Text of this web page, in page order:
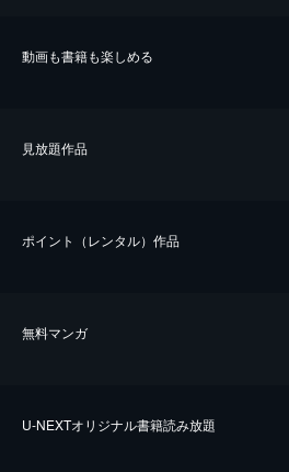
動画も書籍も楽しめる
⾒放題作品
ポイント（レンタル）作品
無料マンガ
U-NEXTオリジナル書籍読み放題